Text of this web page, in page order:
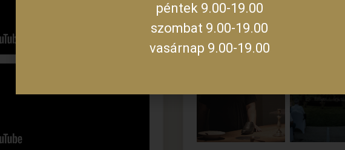
péntek 9.00-19.00
szombat 9.00-19.00
vasárnap 9.00-19.00